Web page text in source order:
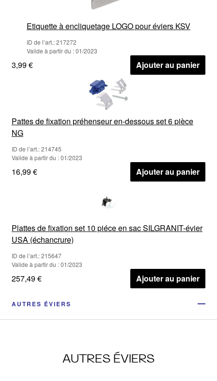
Etiquette à encliquetage LOGO pour éviers KSV
ID de l’art.: 217272
Valide à partir du : 01/2023
3,99 € Ajouter au panier
Pattes de fixation préhenseur en-dessous set 6 pièce
NG
ID de l’art.: 214745
Valide à partir du : 01/2023
16,99 € Ajouter au panier
Plattes de fixation set 10 piéce en sac SILGRANIT-évier
USA (échancrure)
ID de l’art.: 215647
Valide à partir du : 01/2023
257,49 € Ajouter au panier
AUTRES ÉVIERS
AUTRES ÉVIERS